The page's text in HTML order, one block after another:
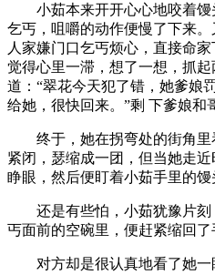
小茹本来开开心心地咬着
乞丐，咀嚼的动作便慢了下来
人家嫌门口乞丐烦心，直接命
觉得心里一滞，想了一想，抓
道：“翠花今天犯了错，她爹娘
给她，很快回来。”剩 下爹娘和
终于，她在拐弯处的街角
紧闭，瑟缩成一团，但当她走
睁眼，然后便盯着小茹手里的馒
还是有些怕，小茹犹豫片
丐面前的空碗里，便赶紧缩回了
对方却是很认真地看了她